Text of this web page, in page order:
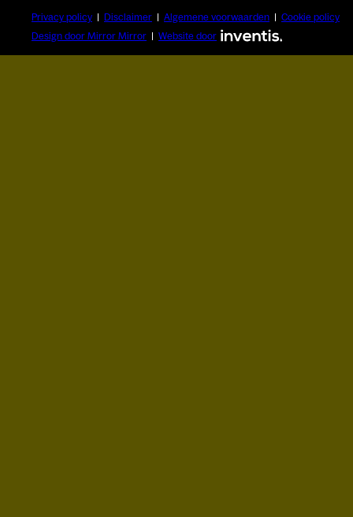
Privacy policy Disclaimer Algemene voorwaarden
Cookie policy
Design door Mirror Mirror
Website door